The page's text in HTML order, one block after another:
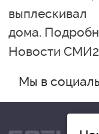
дома.
Новости СМИ2
Мы в